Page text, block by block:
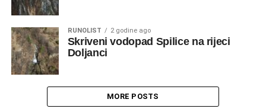
RUNOLIST 2 godine ago
Skriveni vodopad Spilice na rijeci
Doljanci
MORE POSTS